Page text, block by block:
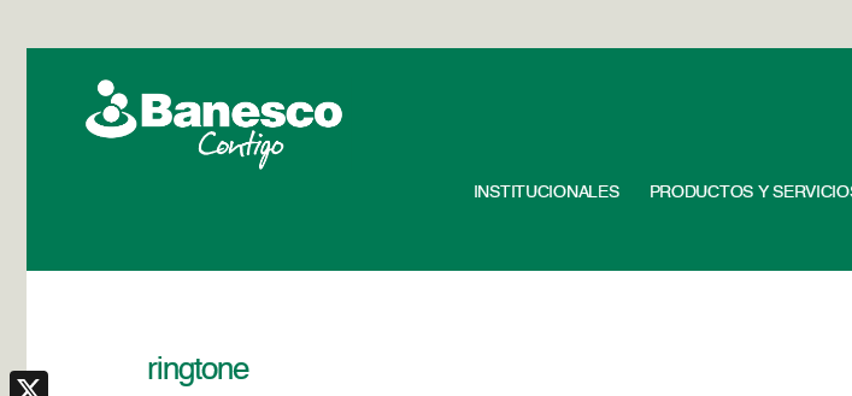
INSTITUCIONALES PRODUCTOS Y
ringtone